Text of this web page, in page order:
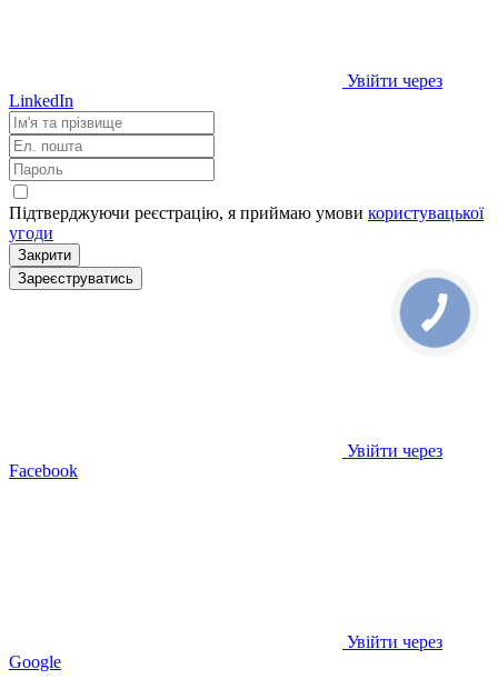
Увійти через
LinkedIn
Підтверджуючи реєстрацію, я приймаю умови користувацької
угоди
Закрити
Зареєструватись
Увійти через
Facebook
Увійти через
Google